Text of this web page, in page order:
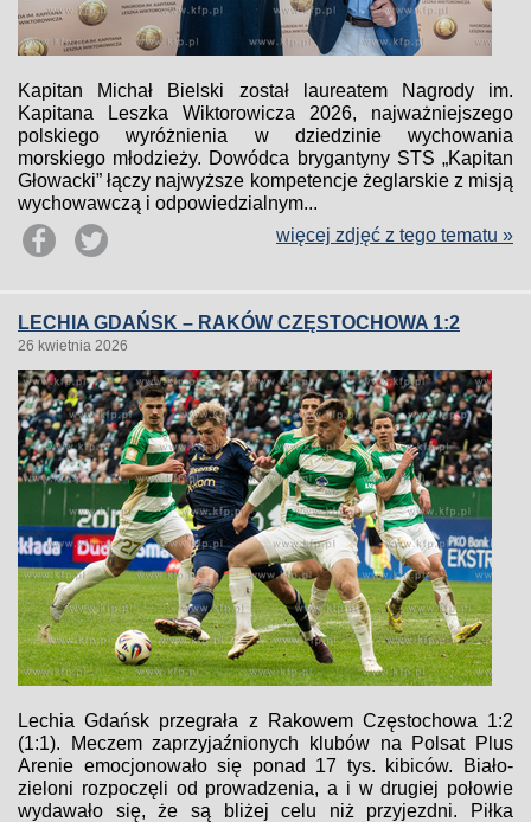
Kapitan Michał Bielski został laureatem Nagrody im.
Kapitana Leszka Wiktorowicza 2026, najważniejszego
polskiego wyróżnienia w dziedzinie wychowania
morskiego młodzieży. Dowódca brygantyny STS „Kapitan
Głowacki” łączy najwyższe kompetencje żeglarskie z misją
wychowawczą i odpowiedzialnym...
więcej zdjęć z tego tematu »
LECHIA GDAŃSK – RAKÓW CZĘSTOCHOWA 1:2
26 kwietnia 2026
Lechia Gdańsk przegrała z Rakowem Częstochowa 1:2
(1:1). Meczem zaprzyjaźnionych klubów na Polsat Plus
Arenie emocjonowało się ponad 17 tys. kibiców. Biało-
zieloni rozpoczęli od prowadzenia, a i w drugiej połowie
wydawało się, że są bliżej celu niż przyjezdni. Piłka